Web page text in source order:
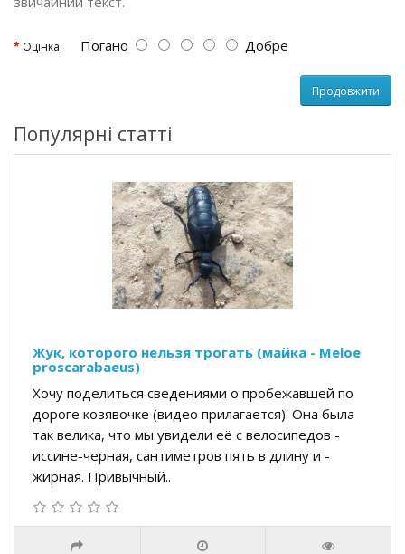
Оцінка: Погано Добре
Продовжити
Популярні статті
Жук, которого нельзя трогать (майка - Meloe
proscarabaeus)
Хочу поделиться сведениями о пробежавшей по
дороге козявочке (видео прилагается). Она была
так велика, что мы увидели её с велосипедов -
иссине-черная, сантиметров пять в длину и -
жирная. Привычный..